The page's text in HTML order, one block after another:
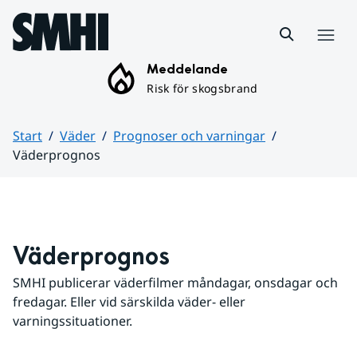
Hoppa till sidans innehåll
Meddelande
Risk för skogsbrand
Start Väder
Prognoser och varningar
Väderprognos
Väderprognos
SMHI publicerar väderfilmer måndagar, onsdagar och
fredagar. Eller vid särskilda väder- eller
varningssituationer.